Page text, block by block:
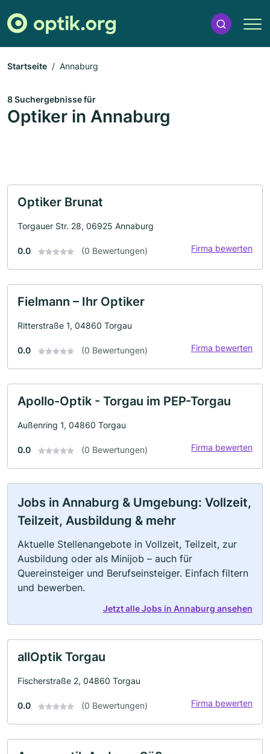
Startseite Annaburg
8 Suchergebnisse für
Optiker in Annaburg
Optiker Brunat
Torgauer Str. 28, 06925 Annaburg
0.0 (0 Bewertungen) Firma bewerten
Fielmann – Ihr Optiker
Ritterstraße 1, 04860 Torgau
0.0 (0 Bewertungen) Firma bewerten
Apollo-Optik - Torgau im PEP-Torgau
Außenring 1, 04860 Torgau
0.0 (0 Bewertungen) Firma bewerten
Jobs in Annaburg & Umgebung: Vollzeit,
Teilzeit, Ausbildung & mehr
Aktuelle Stellenangebote in Vollzeit, Teilzeit, zur
Ausbildung oder als Minijob – auch für
Quereinsteiger und Berufseinsteiger. Einfach filtern
und bewerben.
Jetzt alle Jobs in Annaburg ansehen
allOptik Torgau
Fischerstraße 2, 04860 Torgau
0.0 (0 Bewertungen) Firma bewerten